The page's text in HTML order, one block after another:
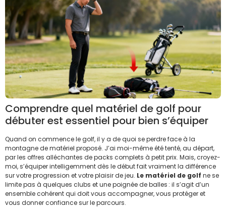
Comprendre quel matériel de golf pour
débuter est essentiel pour bien s’équiper
Quand on commence le golf, il y a de quoi se perdre face à la
montagne de matériel proposé. J’ai moi-même été tenté, au départ,
par les offres alléchantes de packs complets à petit prix. Mais, croyez-
moi, s’équiper intelligemment dès le début fait vraiment la différence
sur votre progression et votre plaisir de jeu. Le matériel de golf ne se
limite pas à quelques clubs et une poignée de balles : il s’agit d’un
ensemble cohérent qui doit vous accompagner, vous protéger et
vous donner confiance sur le parcours.